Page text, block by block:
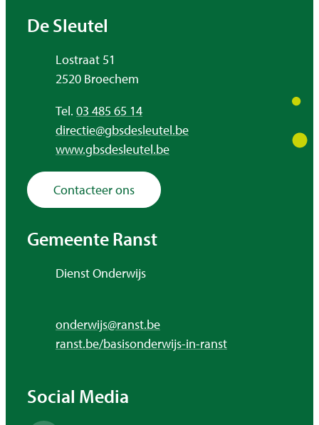
De Sleutel
AdresLostraat 51
,2520 Broechem
03 485 65 14
E-maildirectie@gbsdesleutel.be
Websitewww.gbsdesleutel.be
Contacteer ons
Gemeente Ranst
AdresDienst Onderwijs
E-mailonderwijs@ranst.be
Websiteranst.be/basisonderwijs-in-ranst
Social Media